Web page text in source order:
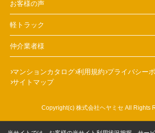
お客様の声
軽トラック
仲介業者様
マンションカタログ 利用規約 プライバシー
サイトマップ
Copyright(c) 株式会社ヘヤミセ All Rights